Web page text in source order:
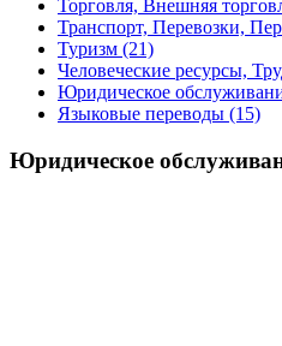
Торговля, Внешняя
Транспорт, Перевозки,
Туризм (21)
Человеческие ресурсы,
Юридическое
Языковые переводы (15)
Юридическое